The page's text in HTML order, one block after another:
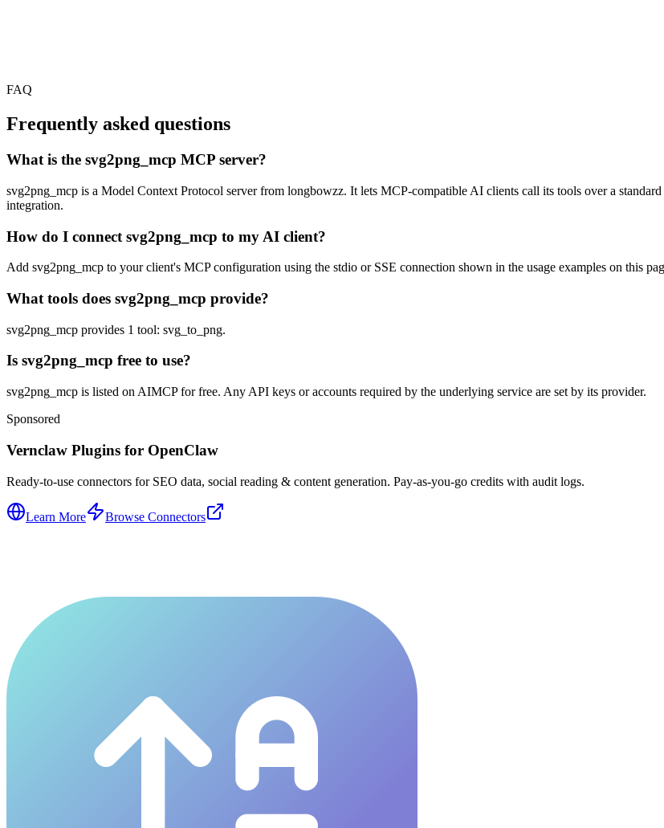
FAQ
Frequently asked questions
What is the svg2png_mcp MCP server?
svg2png_mcp is a Model Context Protocol server from longbowzz. It lets MCP-compatible AI clients call its tools over a
integration.
How do I connect svg2png_mcp to my AI client?
Add svg2png_mcp to your client's MCP configuration using the stdio or SSE connection shown in the usage examples on this
What tools does svg2png_mcp provide?
svg2png_mcp provides 1 tool: svg_to_png.
Is svg2png_mcp free to use?
svg2png_mcp is listed on AIMCP for free. Any API keys or accounts required by the underlying service are set by its provider.
Sponsored
Vernclaw Plugins for OpenClaw
Ready-to-use connectors for SEO data, social reading & content generation. Pay-as-you-go credits with audit logs.
Learn More Browse Connectors